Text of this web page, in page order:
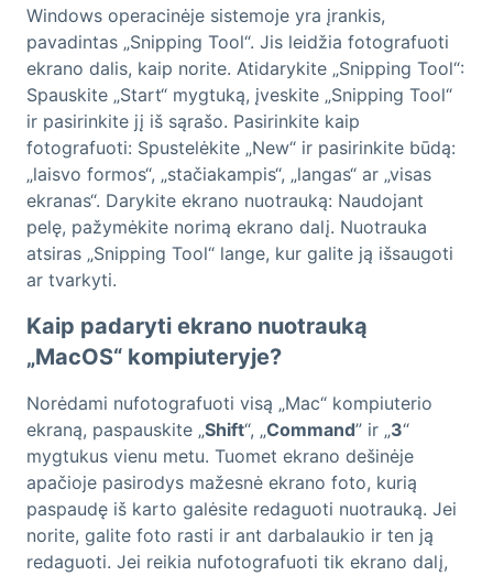
Windows operacinėje sistemoje yra įrankis,
pavadintas „Snipping Tool“. Jis leidžia fotografuoti
ekrano dalis, kaip norite. Atidarykite „Snipping Tool“:
Spauskite „Start“ mygtuką, įveskite „Snipping Tool“
ir pasirinkite jį iš sąrašo. Pasirinkite kaip
fotografuoti: Spustelėkite „New“ ir pasirinkite būdą:
„laisvo formos“, „stačiakampis“, „langas“ ar „visas
ekranas“. Darykite ekrano nuotrauką: Naudojant
pelę, pažymėkite norimą ekrano dalį. Nuotrauka
atsiras „Snipping Tool“ lange, kur galite ją išsaugoti
ar tvarkyti.
Kaip padaryti ekrano nuotrauką
„MacOS“ kompiuteryje?
Norėdami nufotografuoti visą „Mac“ kompiuterio
ekraną, paspauskite „Shift“, „Command” ir „3“
mygtukus vienu metu. Tuomet ekrano dešinėje
apačioje pasirodys mažesnė ekrano foto, kurią
paspaudę iš karto galėsite redaguoti nuotrauką. Jei
norite, galite foto rasti ir ant darbalaukio ir ten ją
redaguoti. Jei reikia nufotografuoti tik ekrano dalį,